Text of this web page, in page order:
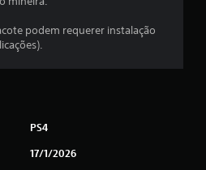
1
8
podem requerer instalação
PS4
17/1/2026